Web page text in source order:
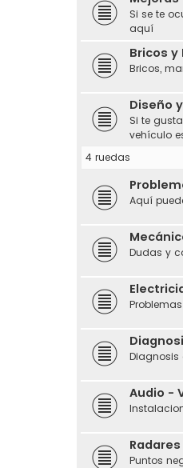
Si se te
aquí
Bricos y
Bricos,
Diseño
Si te
vehículo
4 ruedas
Aquí
Dudas y
Diagnosis
Audio -
Puntos